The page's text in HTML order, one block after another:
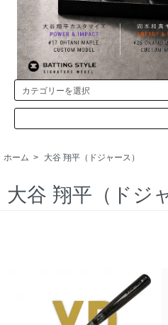
ホーム > 大谷 翔平（ドジャース）
大谷 翔平（ドジ